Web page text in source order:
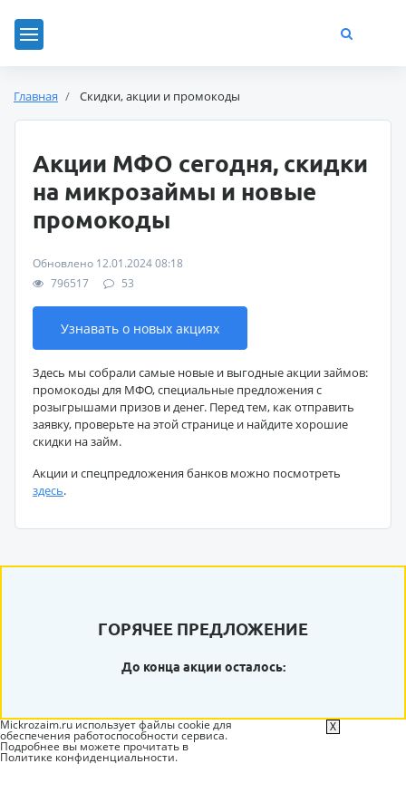
Главная Скидки, акции и промокоды
Акции МФО сегодня, скидки
на микрозаймы и новые
промокоды
Обновлено 12.01.2024 08:18
796517
53
Узнавать о новых акциях
Здесь мы собрали самые новые и выгодные акции займов:
промокоды для МФО, специальные предложения с
розыгрышами призов и денег. Перед тем, как отправить
заявку, проверьте на этой странице и найдите хорошие
скидки на займ.
Акции и спецпредложения банков можно посмотреть
здесь.
ГОРЯЧЕЕ ПРЕДЛОЖЕНИЕ
До конца акции осталось:
Mickrozaim.ru использует файлы cookie для
обеспечения работоспособности сервиса.
Подробнее вы можете прочитать в
Политике конфиденциальности.
X